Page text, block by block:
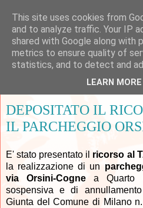
mercoledì 12 dicembre 2007
DEPOSITATO IL
IL PARCHEGGIO
E' stato presentato il ricorso al
la realizzazione di un
via Orsini-Cogne a Quarto
sospensiva e di
Giunta del Comune di Milano
This site uses cookies from
and to analyze traffic. Your IP
shared with Google along with
metrics to ensure quality of
statistics, and to detect and
LEARN MORE